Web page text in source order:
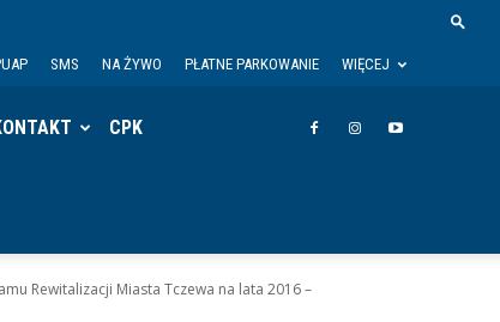
SMS NA ŻYWO PŁATNE PARKOWANIE WIĘCEJ
CPK
Rewitalizacji Miasta Tczewa na lata 2016 –